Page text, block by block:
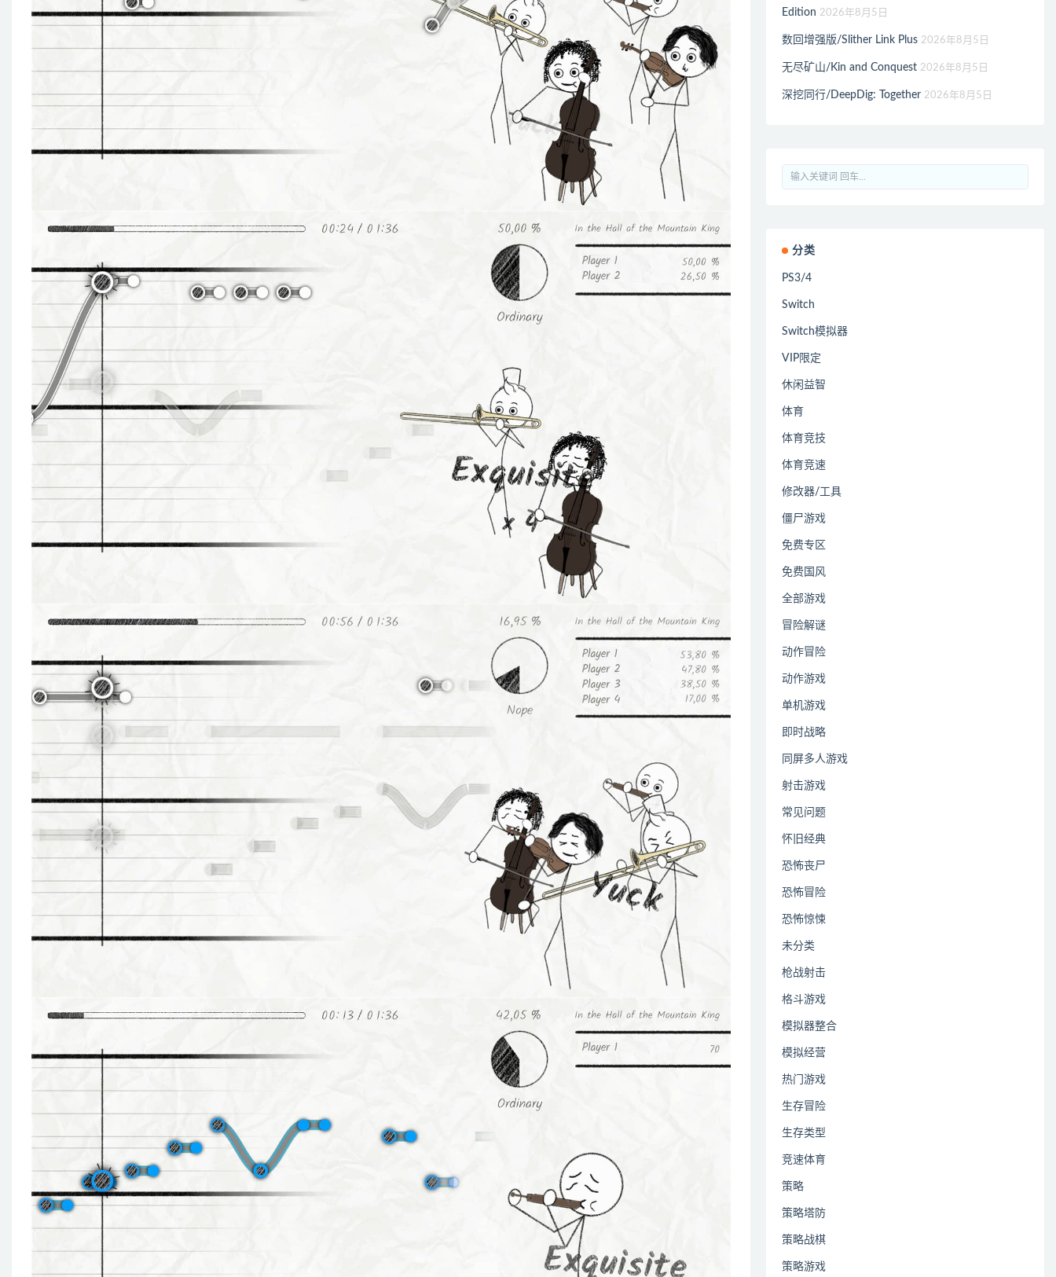
Edition 2026年8月5日
数回增强版/Slither Link Plus 2026年8月5日
无尽矿山/Kin and Conquest 2026年8月5日
深挖同行/DeepDig: Together 2026年8月5日
分类
PS3/4
Switch
Switch模拟器
VIP限定
休闲益智
体育
体育竞技
体育竞速
修改器/工具
僵尸游戏
免费专区
免费国风
全部游戏
冒险解谜
动作冒险
动作游戏
单机游戏
即时战略
同屏多人游戏
射击游戏
常见问题
怀旧经典
恐怖丧尸
恐怖冒险
恐怖惊悚
未分类
枪战射击
格斗游戏
模拟器整合
模拟经营
热门游戏
生存冒险
生存类型
竞速体育
策略
策略塔防
策略战棋
策略游戏